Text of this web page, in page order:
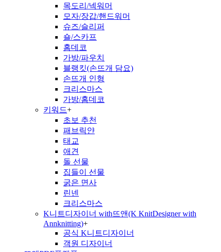
목도리/넥워머
모자/장갑/핸드워머
슈즈/슬리퍼
숄/스카프
홈데코
가방/파우치
블랭킷(손뜨개 담요)
손뜨개 인형
크리스마스
가방/홈데코
키워드+
초보 추천
패브릭얀
태교
애견
돌 선물
집들이 선물
굵은 면사
린넨
크리스마스
K니트디자이너 with뜨앤(K KnitDesigner with
Annknitting)+
공식 K니트디자이너
객원 디자이너